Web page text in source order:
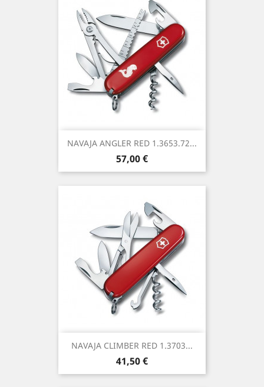
NAVAJA ANGLER RED 1.3653.72...
Precio
57,00 €
NAVAJA CLIMBER RED 1.3703...
Precio
41,50 €